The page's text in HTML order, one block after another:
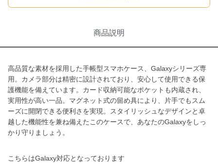
商品説明
高品質な素材を採用した手帳型スマホケース、Galaxyシリーズ専
用。カメラ部分は精密に設計されており、安心して使用できる保
護機能を備えています。カード収納可能なポケットも内蔵され、
実用性が高い一品。マグネット式の留め具により、片手でもスム
ーズに開閉できる便利さを実現。スタイリッシュなデザインと卓
越した機能性を兼ね備えたこのケースで、あなたのGalaxyをしっ
かり守りましょう。
こちらはGalaxy対応となっております